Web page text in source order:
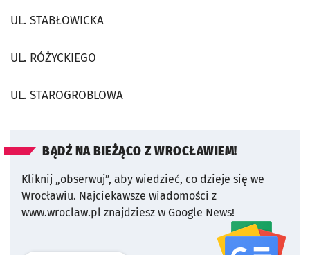
UL. STABŁOWICKA
UL. RÓŻYCKIEGO
UL. STAROGROBLOWA
BĄDŹ NA BIEŻĄCO Z WROCŁAWIEM!
Kliknij „obserwuj”, aby wiedzieć, co dzieje się we
Wrocławiu. Najciekawsze wiadomości z
www.wroclaw.pl znajdziesz w Google News!